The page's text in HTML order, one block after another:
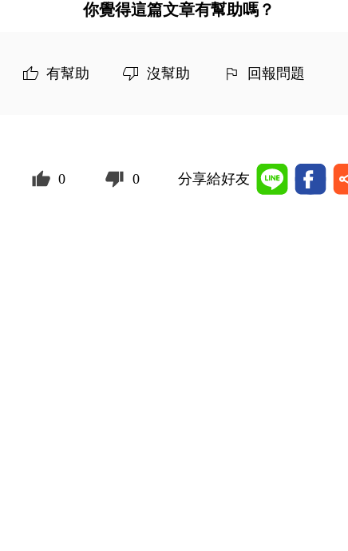
你覺得這篇文章有幫助嗎？
有幫助 沒幫助 回報問題
0 0 分享給好友